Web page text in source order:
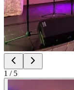
1 / 5